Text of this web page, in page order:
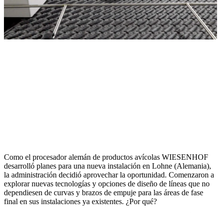
Como el procesador alemán de productos avícolas WIESENHOF
desarrolló planes para una nueva instalación en Lohne (Alemania),
la administración decidió aprovechar la oportunidad. Comenzaron a
explorar nuevas tecnologías y opciones de diseño de líneas que no
dependiesen de curvas y brazos de empuje para las áreas de fase
final en sus instalaciones ya existentes. ¿Por qué?